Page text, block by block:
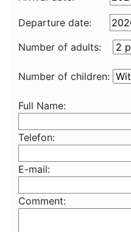
Departure date:
Number of adults:
Number of children:
Full Name:
Telefon:
E-mail:
Comment: